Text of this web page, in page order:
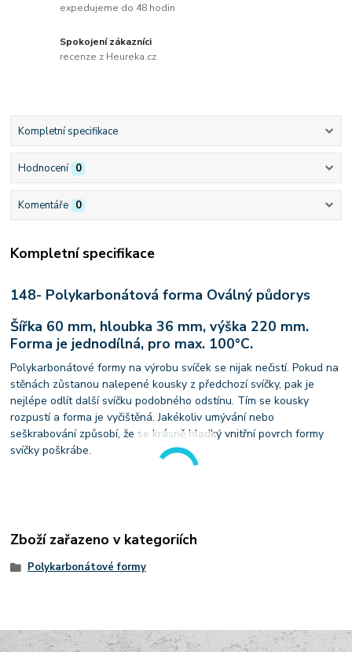
expedujeme do 48 hodin
Spokojení zákazníci
recenze z Heureka.cz
Kompletní specifikace
Hodnocení 0
Komentáře 0
Kompletní specifikace
148- Polykarbonátová forma Oválný půdorys
Šířka 60 mm, hloubka 36 mm, výška 220 mm.
Forma je jednodílná, pro max. 100°C.
Polykarbonátové formy na výrobu svíček se nijak nečistí. Pokud na
stěnách zůstanou nalepené kousky z předchozí svíčky, pak je
nejlépe odlít další svíčku podobného odstínu. Tím se kousky
rozpustí a forma je vyčištěná. Jakékoliv umývání nebo
seškrabování způsobí, že se krásně hladký vnitřní povrch formy
svíčky poškrábe.
Zboží zařazeno v kategoriích
Polykarbonátové formy